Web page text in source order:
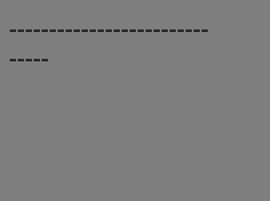
-------------------------
-----